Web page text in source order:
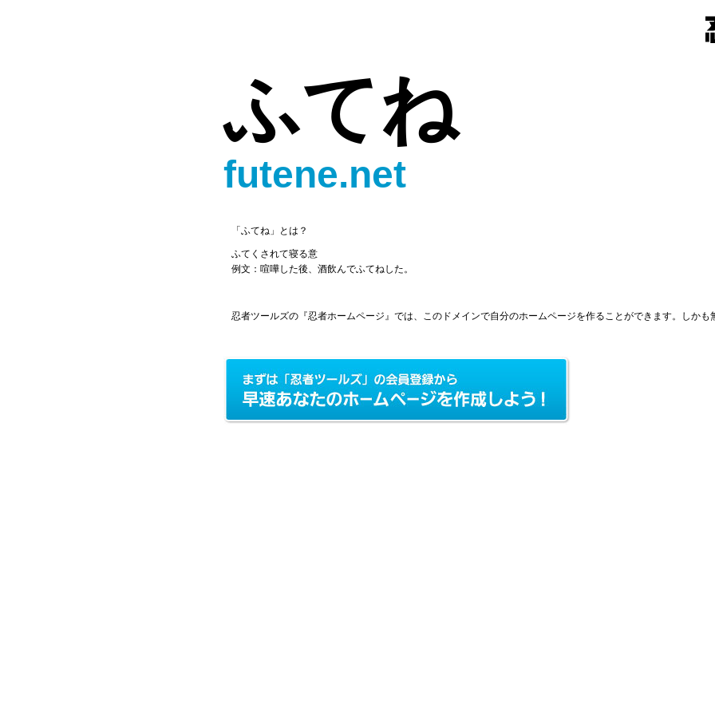
ふてね
futene.net
「ふてね」とは？
ふてくされて寝る意
例文：喧嘩した後、酒飲んでふてねした。
忍者ツールズの『忍者ホームページ』では、このドメインで自分のホームページを作ることができます。しかも